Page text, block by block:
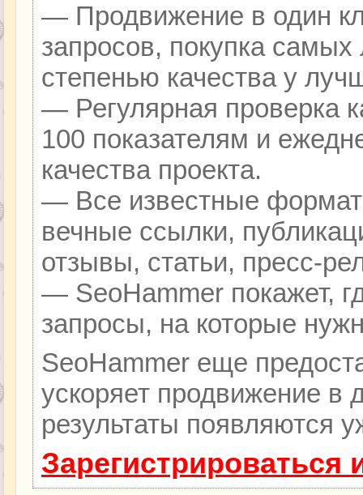
— Продвижение в один
запросов, покупка
степенью качества у
— Регулярная проверка
100 показателям и
качества проекта.
— Все известные
вечные ссылки,
отзывы, статьи, пресс-
— SeoHammer покажет,
запросы, на которые
SeoHammer еще
ускоряет продвижение в
результаты появляются